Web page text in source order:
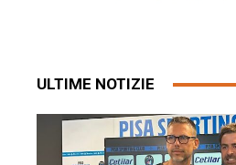
ULTIME NOTIZIE